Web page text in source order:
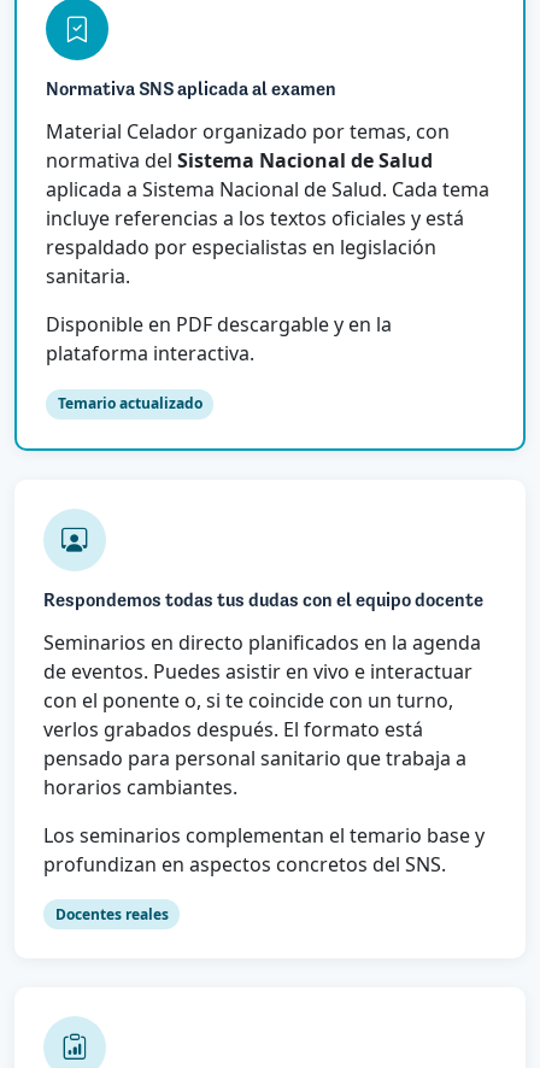
Normativa SNS aplicada al examen
Material Celador organizado por temas, con
normativa del Sistema Nacional de Salud
aplicada a Sistema Nacional de Salud. Cada tema
incluye referencias a los textos oficiales y está
respaldado por especialistas en legislación
sanitaria.
Disponible en PDF descargable y en la
plataforma interactiva.
Temario actualizado
Respondemos todas tus dudas con el equipo docente
Seminarios en directo planificados en la agenda
de eventos. Puedes asistir en vivo e interactuar
con el ponente o, si te coincide con un turno,
verlos grabados después. El formato está
pensado para personal sanitario que trabaja a
horarios cambiantes.
Los seminarios complementan el temario base y
profundizan en aspectos concretos del SNS.
Docentes reales